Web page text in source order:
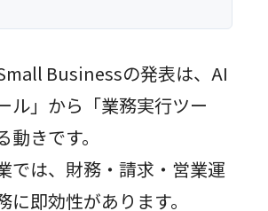
Businessの発表は、AI
ル」から「業務実行ツー
きです。
では、財務・請求・営業運
に即効性があります。